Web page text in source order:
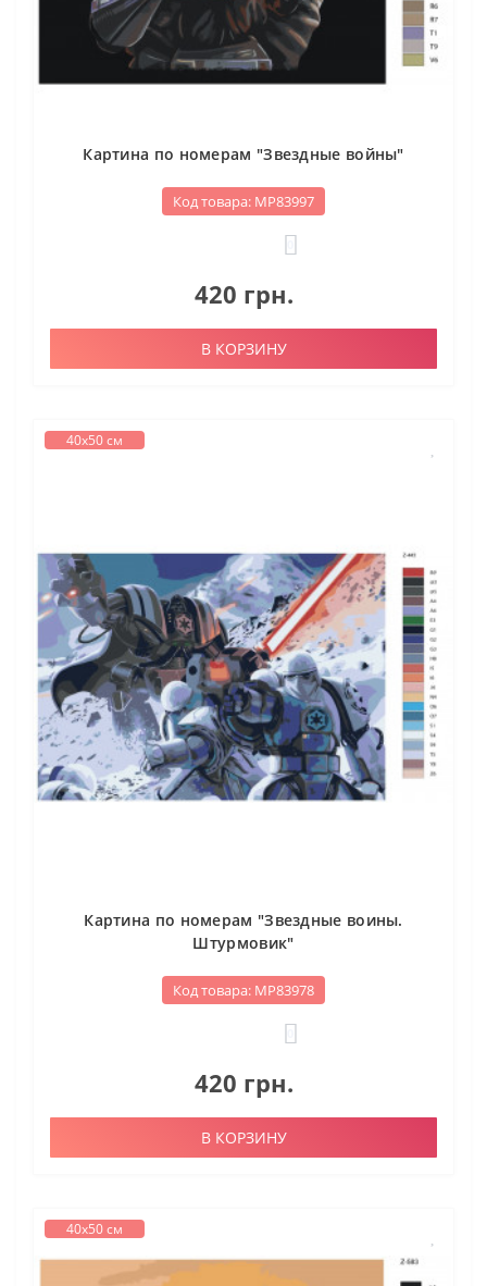
Картина по номерам "Звездные войны"
Код товара: МР83997
420 грн.
В КОРЗИНУ
40х50 см
Картина по номерам "Звездные воины.
Штурмовик"
Код товара: МР83978
420 грн.
В КОРЗИНУ
40х50 см